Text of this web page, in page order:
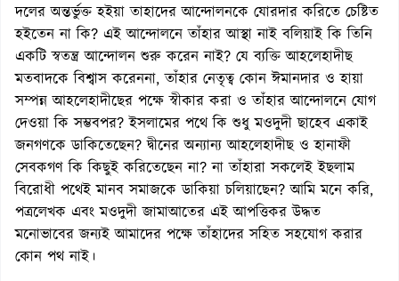
দলের অন্তর্ভুক্ত হইয়া তাহাদের আন্দোলনকে যোরদার করিতে চেষ্টিত
হইতেন না কি? এই আন্দোলনে তাঁহার আস্থা নাই বলিয়াই কি তিনি
একটি স্বতন্ত্র আন্দোলন শুরু করেন নাই? যে ব্যক্তি আহলেহাদীছ
মতবাদকে বিশ্বাস করেননা, তাঁহার নেতৃত্ব কোন ঈমানদার ও হায়া
সম্পন্ন আহলেহাদীছের পক্ষে স্বীকার করা ও তাঁহার আন্দোলনে যোগ
দেওয়া কি সম্ভবপর? ইসলামের পথে কি শুধু মওদুদী ছাহেব একাই
জনগণকে ডাকিতেছেন? দ্বীনের অন্যান্য আহলেহাদীছ ও হানাফী
সেবকগণ কি কিছুই করিতেছেন না? না তাঁহারা সকলেই ইছলাম
বিরোধী পথেই মানব সমাজকে ডাকিয়া চলিয়াছেন? আমি মনে করি,
পত্রলেখক এবং মওদুদী জামাআতের এই আপত্তিকর উদ্ধত
মনোভাবের জন্যই আমাদের পক্ষে তাঁহাদের সহিত সহযোগ করার
কোন পথ নাই।